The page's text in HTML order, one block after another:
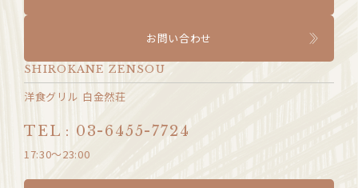
お問い合わせ
SHIROKANE ZENSOU
洋食グリル 白金然荘
TEL : 03-6455-7724
17:30～23:00